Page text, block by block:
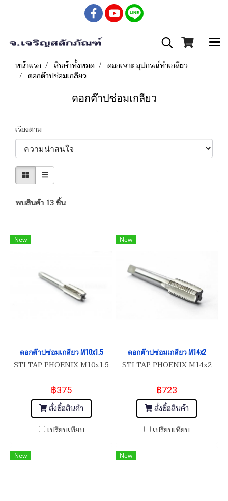
หน้าแรก สินค้าทั้งหมด
ดอกเจาะ อุปกรณ์ทำเกลียว
ดอกต๊าปซ่อมเกลียว
ดอกต๊าปซ่อมเกลียว
เรียงตาม
พบสินค้า 13 ชิ้น
New
ดอกต๊าปซ่อมเกลียว M10x1.5
STI TAP PHOENIX M10x1.5
฿375
สั่งซื้อสินค้า
เปรียบเทียบ
New
ดอกต๊าปซ่อมเกลียว M14x2
STI TAP PHOENIX M14x2
฿723
สั่งซื้อสินค้า
เปรียบเทียบ
New New